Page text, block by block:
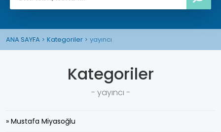
ANA SAYFA Kategoriler yayıncı
Kategoriler
- yayıncı -
» Mustafa Miyasoğlu